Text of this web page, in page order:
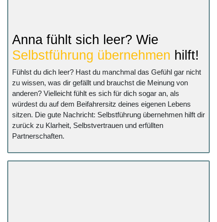
Anna fühlt sich leer? Wie
Selbstführung übernehmen hilft!
Fühlst du dich leer? Hast du manchmal das Gefühl gar nicht
zu wissen, was dir gefällt und brauchst die Meinung von
anderen? Vielleicht fühlt es sich für dich sogar an, als
würdest du auf dem Beifahrersitz deines eigenen Lebens
sitzen. Die gute Nachricht: Selbstführung übernehmen hilft dir
zurück zu Klarheit, Selbstvertrauen und erfüllten
Partnerschaften.